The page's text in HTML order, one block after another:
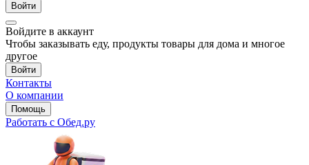
Войти
Войдите в аккаунт
Чтобы заказывать еду, продукты товары для дома и многое
другое
Войти
Контакты
О компании
Помощь
Работать с Обед.ру